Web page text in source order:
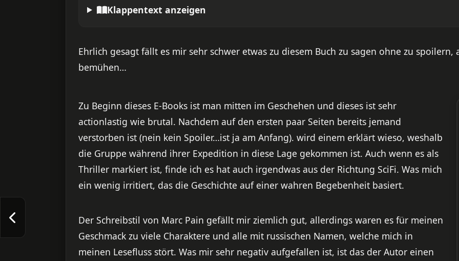
Klappentext anzeigen
Ehrlich gesagt fällt es mir sehr schwer etwas zu diesem Buch zu sagen ohne zu
bemühen…
Zu Beginn dieses E-Books ist man mitten im Geschehen und dieses ist sehr
actionlastig wie brutal. Nachdem auf den ersten paar Seiten bereits jemand
verstorben ist (nein kein Spoiler…ist ja am Anfang). wird einem erklärt wieso, weshalb
die Gruppe während ihrer Expedition in diese Lage gekommen ist. Auch wenn es als
Thriller markiert ist, finde ich es hat auch irgendwas aus der Richtung SciFi. Was mich
ein wenig irritiert, das die Geschichte auf einer wahren Begebenheit basiert.
Der Schreibstil von Marc Pain gefällt mir ziemlich gut, allerdings waren es für meinen
Geschmack zu viele Charaktere und alle mit russischen Namen, welche mich in
meinen Lesefluss stört. Was mir sehr negativ aufgefallen ist, ist das der Autor einen